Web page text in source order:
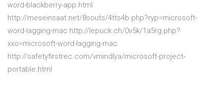
word-blackberry-app.html
http://meseinsaat.net/8souts/4tts4b.php?ryp=microsoft-
word-lagging-mac http://lepuck.ch/0v5k/1a5rg.php?
xxo=microsoft-word-lagging-mac
http://safetyfirstrec.com/vmindlya/microsoft-project-
portable.html